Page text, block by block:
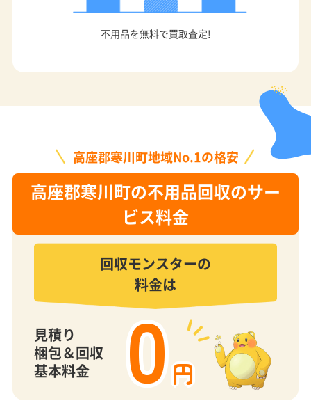
不用品を無料で買取査定!
高座郡寒川町地域No.1の格安
高座郡寒川町の不用品回収のサー
ビス料金
回収モンスターの
料金は
見積り
梱包＆回収
基本料金
0円